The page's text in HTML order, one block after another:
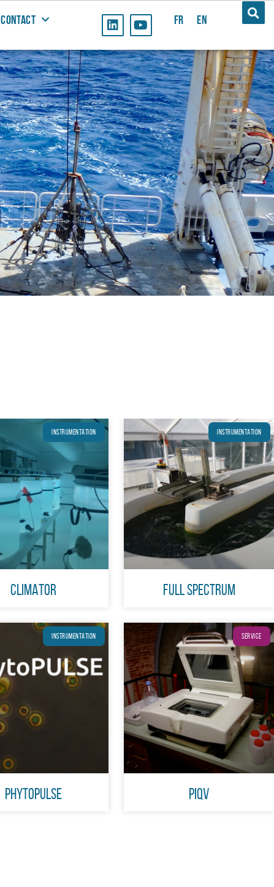
CONTACT FR EN
INSTRUMENTATION
CLIMATOR
INSTRUMENTATION
Full Spectrum
INSTRUMENTATION
PhytoPulse
SERVICE
PIQv